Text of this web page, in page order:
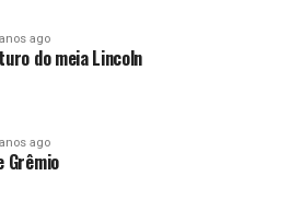
ago
do meia Lincoln
ago
Grêmio